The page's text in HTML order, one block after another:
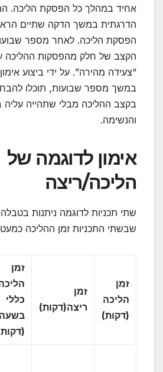
אחיד במהלך כל הפסקת הליכה.
הדרגתית במשך הדקה שתיים
הפסקת הליכה. לאחר מספר
הקצב של חלק מהפסקות ההליכה
“צעידה מהירה”. על ידי ביצוע
במשך מספר שבועות, תוכלו
בקצב ההליכה מבלי שתהייה
והנשימה.
אימון לדוגמה של
הליכה/ריצה
שתי תכניות לדוגמה ניתנות
שבשתי התכניות זמן ההליכה
זמן
הליכה
(דקות)
זמן
ריצה(דקות)
זמן
כללי
בשעה